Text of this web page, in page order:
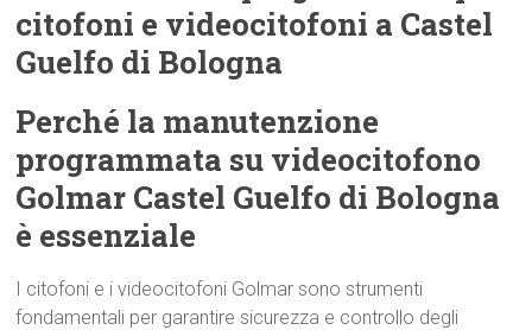
citofoni e videocitofoni a Castel
Guelfo di Bologna
Perché la manutenzione
programmata su videocitofono
Golmar Castel Guelfo di Bologna
è essenziale
I citofoni e i videocitofoni Golmar sono strumenti
fondamentali per garantire sicurezza e controllo degli